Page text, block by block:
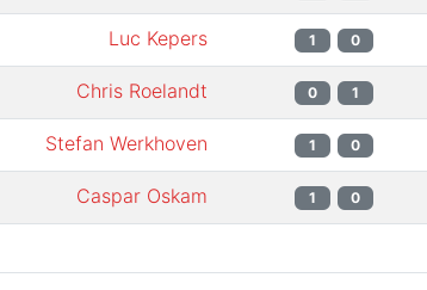
Luc Kepers 1 0
Chris Roelandt 0 1
Stefan Werkhoven 1 0
Caspar Oskam 1 0